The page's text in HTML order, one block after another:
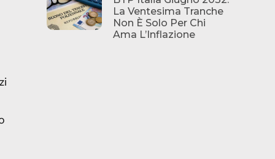
La Ventesima Tranche
Non È Solo Per Chi
Ama L’Inflazione